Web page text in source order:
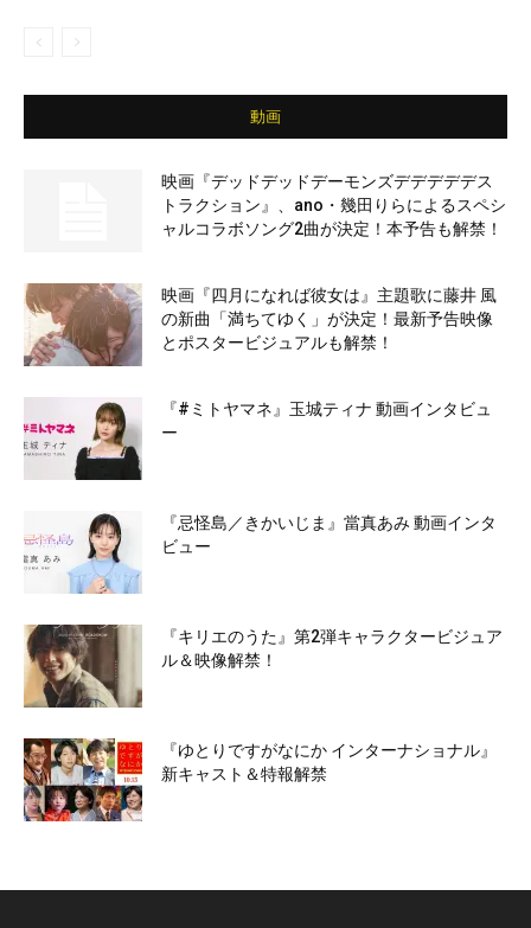
動画
映画『デッドデッドデーモンズデデデデデス
トラクション』、ano・幾田りらによるスペシ
ャルコラボソング2曲が決定！本予告も解禁！
映画『四月になれば彼女は』主題歌に藤井 風
の新曲「満ちてゆく」が決定！最新予告映像
とポスタービジュアルも解禁！
『#ミトヤマネ』玉城ティナ 動画インタビュ
ー
『忌怪島／きかいじま』當真あみ 動画インタ
ビュー
『キリエのうた』第2弾キャラクタービジュア
ル＆映像解禁！
『ゆとりですがなにか インターナショナル』
新キャスト＆特報解禁